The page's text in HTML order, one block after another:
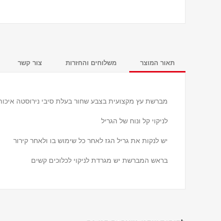
תאור המוצר משלוחים והחזרות צור קשר
מברשת עץ מקצועית בצבע שחור בעלת סיבי נירוסטה
לניקוי קל ונוח של הגריל
יש לנקות את גריל הגז לאחר כל שימוש בו ולאחר קירור
בראש המברשת יש מגרדת לניקוי לכלוכים קשים